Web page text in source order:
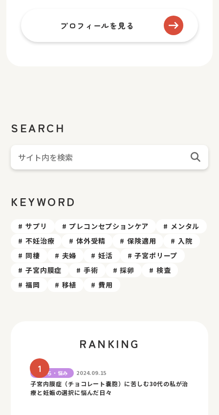
プロフィールを見る
SEARCH
KEYWORD
サプリ プレコンセプションケア
メンタル
不妊治療
体外受精 保険適用
入院
同棲
夫婦 妊活
子宮ポリープ
子宮内膜症
手術 採卵
検査
福岡
移植 費用
RANKING
気持ち・悩み 2024.09.15
子宮内膜症（チョコレート嚢胞）に苦しむ30代の私が治
療と妊娠の選択に悩んだ日々